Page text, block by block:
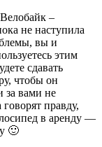
–
не наступила
вы и
этим
сдавать
чтобы он
за вами не
правду,
в аренду —
🙂